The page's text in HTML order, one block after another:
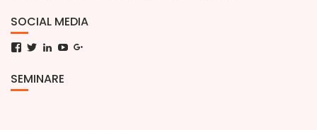
SOCIAL MEDIA
Facebook
TwitterLinkedInYouTube
SEMINARE